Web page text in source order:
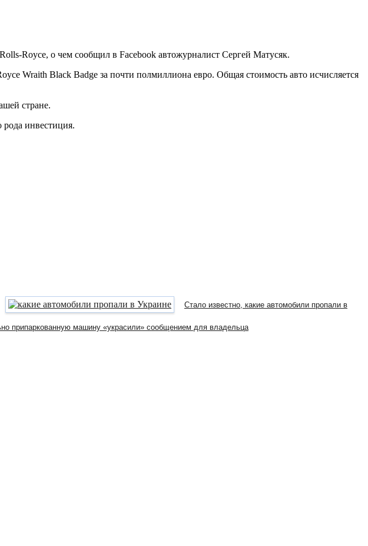
Royce, о чем сообщил в Facebook автожурналист Сергей Матусяк.
Wraith Black Badge за почти полмиллиона евро. Общая стоимость авто исчисляется
стране.
инвестиция.
Стало известно, какие автомобили пропали в
припаркованную машину «украсили» сообщением для владельца